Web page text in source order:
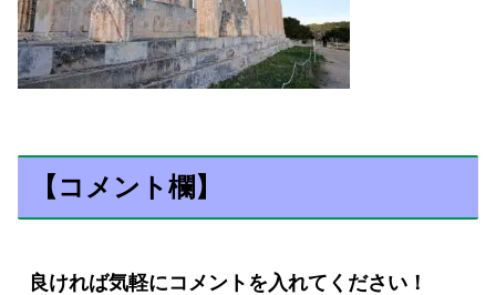
【コメント欄】
良ければ気軽にコメントを入れてください！